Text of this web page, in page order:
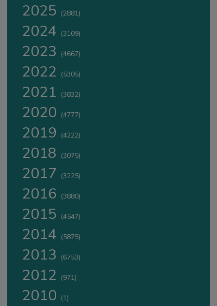
2025 (2881)
2024 (3109)
2023 (4667)
2022 (5305)
2021 (3832)
2020 (4777)
2019 (4222)
2018 (3075)
2017 (3225)
2016 (3880)
2015 (4547)
2014 (5875)
2013 (6753)
2012 (971)
2010 (1)